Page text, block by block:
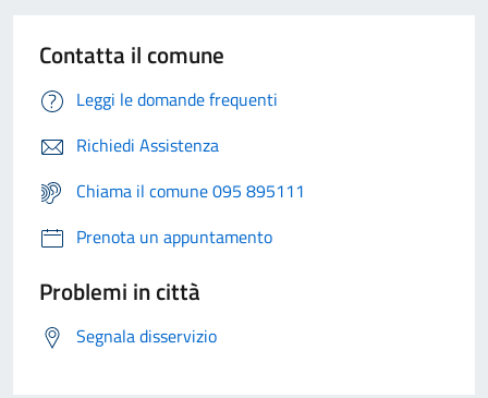
Contatta il comune
Leggi le domande frequenti
Richiedi Assistenza
Chiama il comune 095 895111
Prenota un appuntamento
Problemi in città
Segnala disservizio